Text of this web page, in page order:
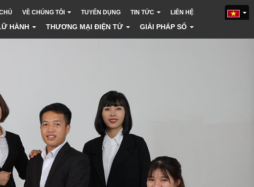
VỀ CHÚNG TÔI TUYỂN DỤNG TIN TỨC LIÊN HỆ
HÀNH THƯƠNG MẠI ĐIỆN TỬ GIẢI PHÁP SỐ